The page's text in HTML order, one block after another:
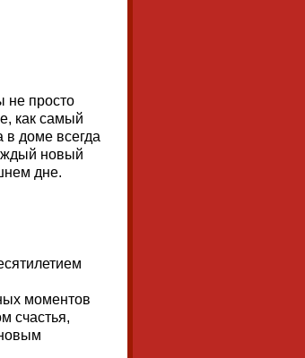
не просто
как самый
доме всегда
новый
дне.
моментов
счастья,